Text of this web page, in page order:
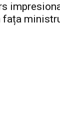
fața